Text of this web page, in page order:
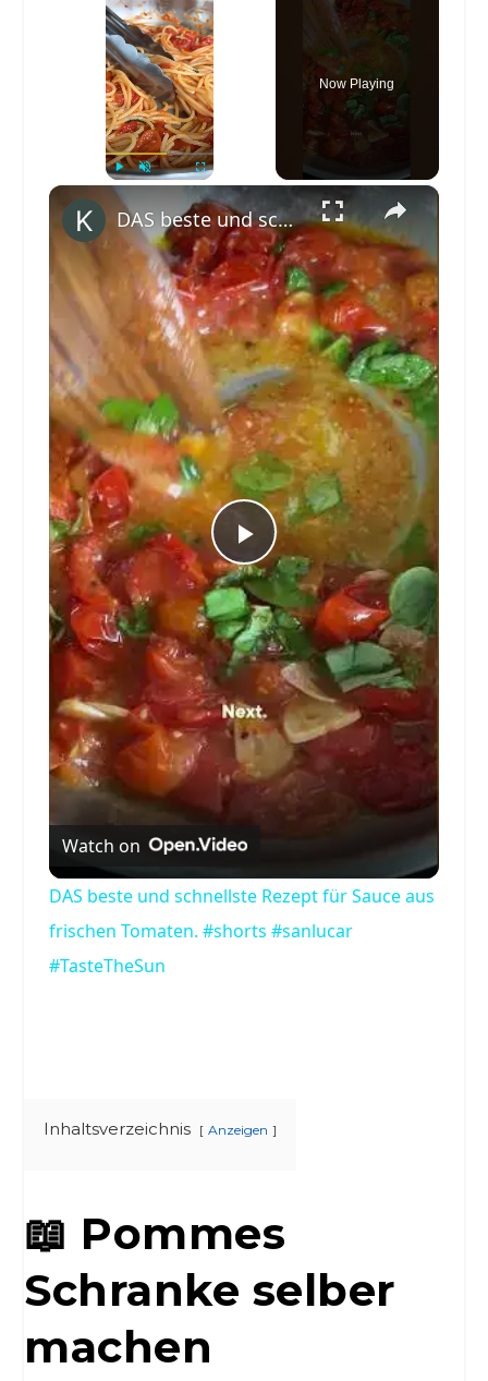
Now Playing
×
Play
Video
DAS beste und schnellste Rezept für Sauce aus frischen Tomaten. #shorts #sanlucar #TasteTheSun
Watch on
DAS beste und schnellste Rezept für Sauce aus
frischen Tomaten. #shorts #sanlucar
#TasteTheSun
Inhaltsverzeichnis Anzeigen
📖 Pommes
Schranke selber
machen